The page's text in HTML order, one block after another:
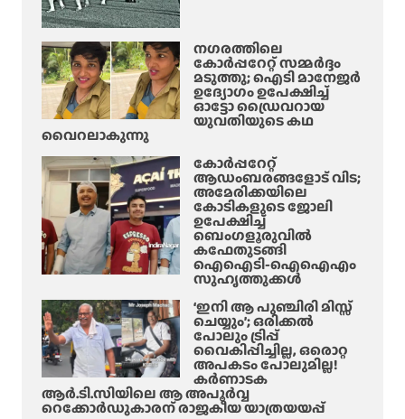
വ
കു
മാ
ർ
ക്കി
ക്കി
ട
ക്ക
ണം
’
;
അ
ങ്ങ
നെ
യും
ലീ
വെ
ടു
ക്കാം
!
വൈ
നഗരത്തിലെ
കോർപ്പറേറ്റ് സമ്മർദ്ദം
മടുത്തു; ഐടി മാനേജർ
ഉദ്യോഗം ഉപേക്ഷിച്ച്
ഓട്ടോ ഡ്രൈവറായ
യുവതിയുടെ കഥ
വൈറലാകുന്നു
കോർപ്പറേറ്റ്
ആഡംബരങ്ങളോട് വിട;
അമേരിക്കയിലെ
കോടികളുടെ ജോലി
ഉപേക്ഷിച്ച്
ബെംഗളൂരുവിൽ
കഫേതുടങ്ങി
ഐഐടി-ഐഐഎം
സുഹൃത്തുക്കൾ
‘ഇനി ആ പുഞ്ചിരി മിസ്സ്
ചെയ്യും’; ഒരിക്കൽ
പോലും ട്രിപ്പ്
വൈകിപ്പിച്ചില്ല, ഒരൊറ്റ
അപകടം പോലുമില്ല!
കർണാടക
ആർ.ടി.സിയിലെ ആ അപൂർവ്വ
റെക്കോർഡുകാരന് രാജകീയ യാത്രയയപ്പ്